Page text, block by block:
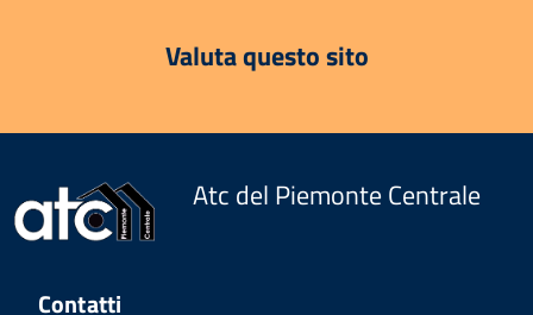
Valuta questo sito
Atc del Piemonte Centrale
Contatti